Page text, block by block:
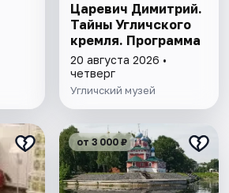
Царевич Димитрий.
Тайны Угличского
кремля. Программа
20 августа 2026 •
четверг
Угличский музей
от 3 000 ₽